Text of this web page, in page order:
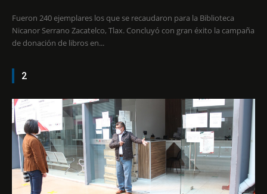
Fueron 240 ejemplares los que se recaudaron para la Biblioteca
Nicanor Serrano Zacatelco, Tlax. Concluyó con gran éxito la campaña
de donación de libros en...
2